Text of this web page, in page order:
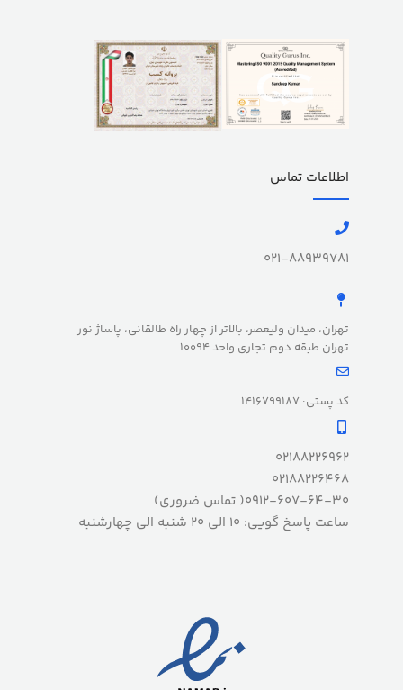
اطلاعات تماس
021-88939781
تهران، میدان ولیعصر، بالاتر از چهار راه طالقانی، پاساژ نور
تهران طبقه دوم تجاری واحد 10094
کد پستی: 1416799187
02188226962
02188226468
0912-607-64-30( تماس ضروری)
ساعت پاسخ گویی: 10 الی 20 شنبه الی چهارشنبه